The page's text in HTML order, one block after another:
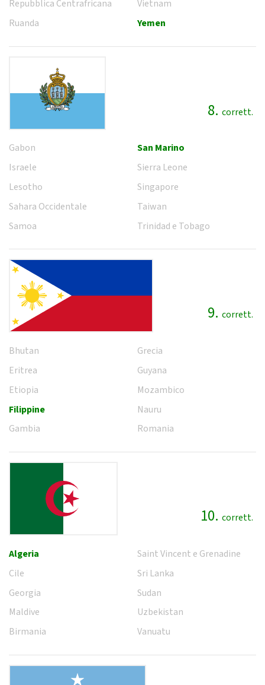
Repubblica Centrafricana
Ruanda
Vietnam
Yemen
8. corrett.
Gabon
Israele
Lesotho
Sahara Occidentale
Samoa
San Marino
Sierra Leone
Singapore
Taiwan
Trinidad e Tobago
9. corrett.
Bhutan
Eritrea
Etiopia
Filippine
Gambia
Grecia
Guyana
Mozambico
Nauru
Romania
10. corrett.
Algeria
Cile
Georgia
Maldive
Birmania
Saint Vincent e Grenadine
Sri Lanka
Sudan
Uzbekistan
Vanuatu